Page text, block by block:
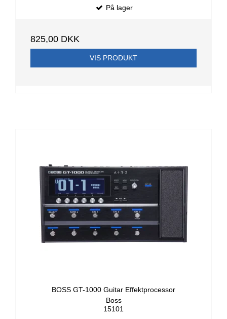
På lager
825,00 DKK
VIS PRODUKT
BOSS GT-1000 Guitar Effektprocessor
Boss
15101